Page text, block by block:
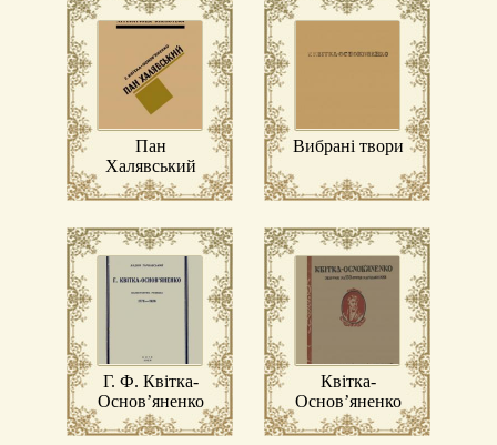
Пан
Халявський
Вибрані твори
Г. Ф. Квітка-
Основ’яненко
Квітка-
Основ’яненко